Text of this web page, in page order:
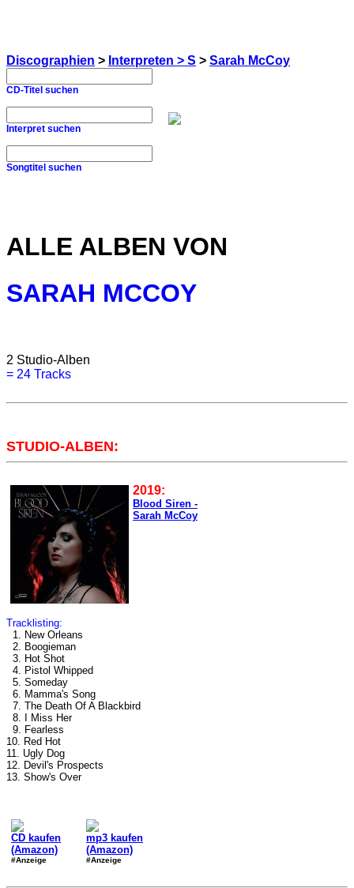
Discographien > Interpreten > S > Sarah McCoy
CD-Titel suchen
Interpret suchen
Songtitel suchen
ALLE ALBEN VON
SARAH MCCOY
2 Studio-Alben
= 24 Tracks
STUDIO-ALBEN:
2019:
Blood Siren -
Sarah McCoy
Tracklisting:
1. New Orleans
2. Boogieman
3. Hot Shot
4. Pistol Whipped
5. Someday
6. Mamma's Song
7. The Death Of A Blackbird
8. I Miss Her
9. Fearless
10. Red Hot
11. Ugly Dog
12. Devil's Prospects
13. Show's Over
CD kaufen
(Amazon)
#Anzeige
mp3 kaufen
(Amazon)
#Anzeige